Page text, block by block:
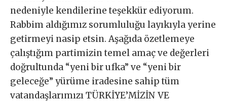
nedeniyle kendilerine teşekkür ediyorum.
Rabbim aldığımız sorumluluğu layıkıyla yerine
getirmeyi nasip etsin. Aşağıda özetlemeye
çalıştığım partimizin temel amaç ve değerleri
doğrultunda “yeni bir ufka” ve “yeni bir
geleceğe” yürüme iradesine sahip tüm
vatandaşlarımızı TÜRKİYE’MİZİN VE